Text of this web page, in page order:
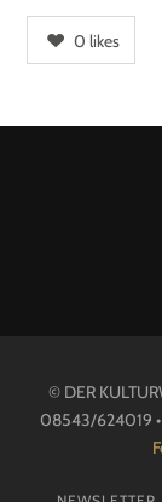
0 likes
© DER
08543/624019